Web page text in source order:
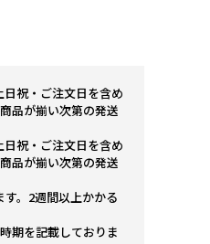
祝・ご注文日を含め
品が揃い次第の発送
祝・ご注文日を含め
品が揃い次第の発送
。2週間以上かかる
期を記載しておりま